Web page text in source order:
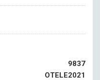
9837
OTELE2021